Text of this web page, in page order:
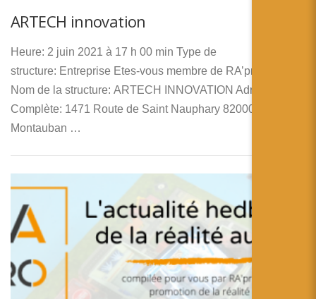
ARTECH innovation
Heure: 2 juin 2021 à 17 h 00 min Type de
structure: Entreprise Etes-vous membre de RA’pro ?: Non
Nom de la structure: ARTECH INNOVATION Adresse
Complète: 1471 Route de Saint Nauphary 82000
Montauban …